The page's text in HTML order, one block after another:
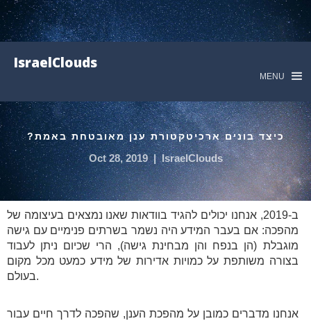
IsraelClouds
MENU
כיצד בונים ארכיטקטורת ענן מאובטחת באמת?
IsraelClouds
|
Oct 28, 2019
ב-2019, אנחנו יכולים להגיד בוודאות שאנו נמצאים בעיצומה של
מהפכה: אם בעבר המידע היה נשמר בשרתים פנימיים עם גישה
מוגבלת (הן בנפח והן מבחינת גישה), הרי שכיום ניתן לעבוד
בצורה משותפת על כמויות אדירות של מידע כמעט מכל מקום
בעולם.
אנחנו מדברים כמובן על מהפכת הענן, שהפכה לדרך חיים עבור